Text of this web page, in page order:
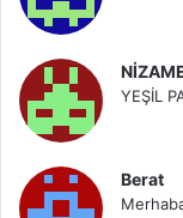
YEŞİL
Berat